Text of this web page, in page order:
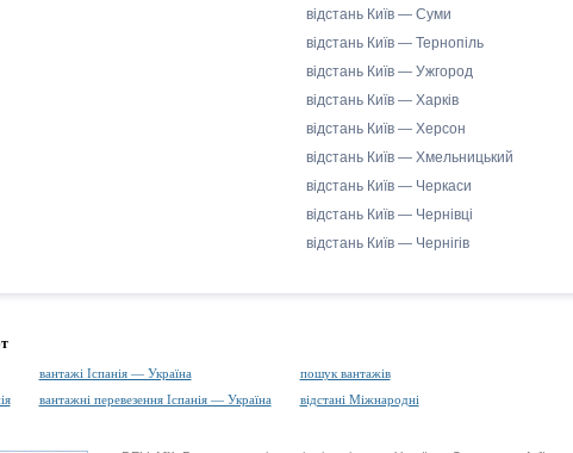
відстань Київ — Суми
відстань Київ — Тернопіль
відстань Київ — Ужгород
відстань Київ — Харків
відстань Київ — Херсон
відстань Київ — Хмельницький
відстань Київ — Черкаси
відстань Київ — Чернівці
відстань Київ — Чернігів
вантажі Іспанія — Україна
пошук вантажів
вантажні перевезення Іспанія — Україна відстані Міжнародні